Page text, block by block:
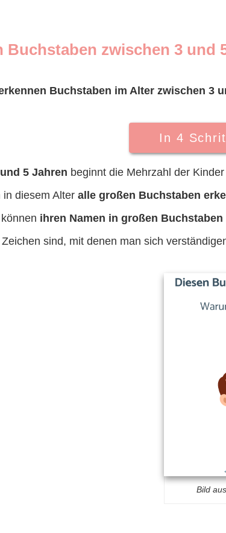
Buchstaben zwischen 3 und
Buchstaben im Alter zwischen 3
In 4
5 Jahren beginnt die Mehrzahl der Kinder
diesem Alter alle großen Buchstaben
ihren Namen in großen
sind, mit denen man sich
Bild